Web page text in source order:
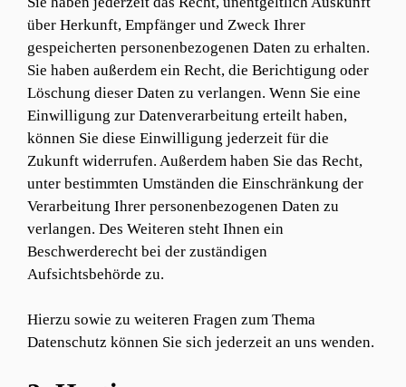
über Herkunft, Empfänger und Zweck Ihrer
gespeicherten personenbezogenen Daten zu erhalten.
Sie haben außerdem ein Recht, die Berichtigung oder
Löschung dieser Daten zu verlangen. Wenn Sie eine
Einwilligung zur Datenverarbeitung erteilt haben,
können Sie diese Einwilligung jederzeit für die
Zukunft widerrufen. Außerdem haben Sie das Recht,
unter bestimmten Umständen die Einschränkung der
Verarbeitung Ihrer personenbezogenen Daten zu
verlangen. Des Weiteren steht Ihnen ein
Beschwerderecht bei der zuständigen
Aufsichtsbehörde zu.
Hierzu sowie zu weiteren Fragen zum Thema
Datenschutz können Sie sich jederzeit an uns wenden.